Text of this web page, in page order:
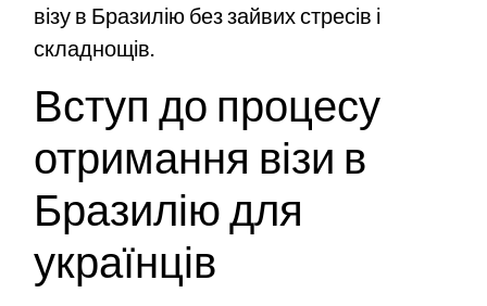
візу в Бразилію без зайвих стресів і
складнощів.
Вступ до процесу
отримання візи в
Бразилію для
українців